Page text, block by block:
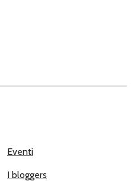
Eventi
I bloggers